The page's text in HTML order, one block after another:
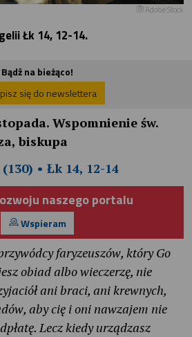
Adobe Stock
Łk 14, 12-14.
Bądź na bieżąco!
się do newslettera
Wspomnienie św.
biskupa
• Łk 14, 12-14
naszego portalu
Wspieram
faryzeuszów, który Go
obiad albo wieczerzę, nie
ani braci, ani krewnych,
aby cię i oni nawzajem nie
Lecz kiedy urządzasz